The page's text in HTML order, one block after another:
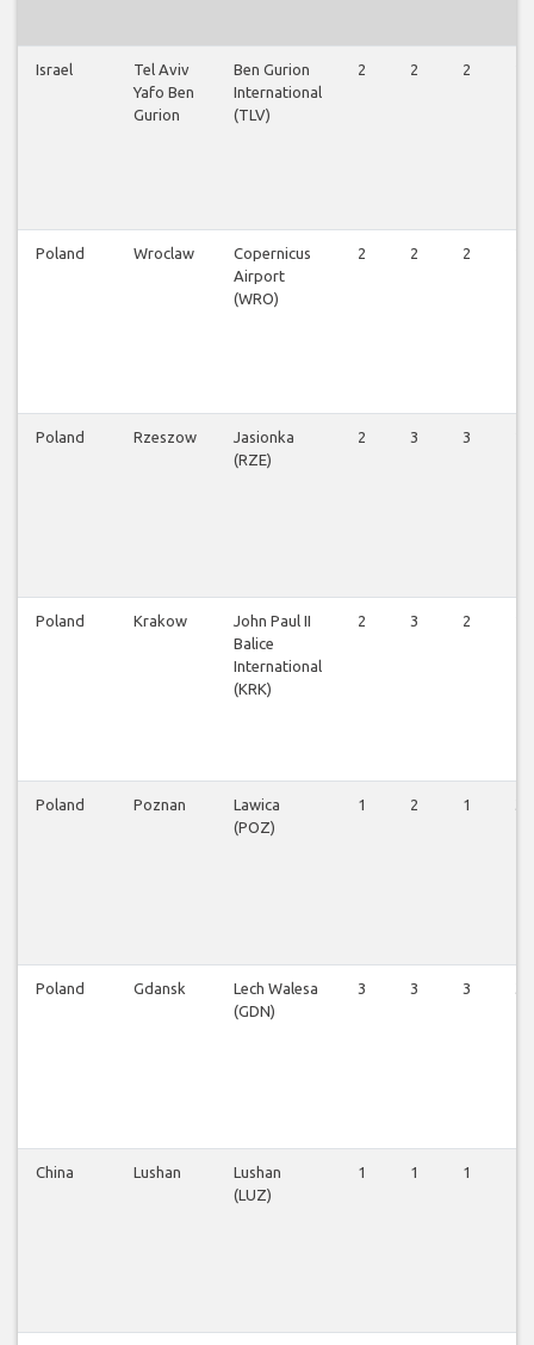
Israel
Tel Aviv
Yafo Ben
Gurion
Ben Gurion
International
(TLV)
2 2 2
Poland Wroclaw
Copernicus
Airport
(WRO)
2 2 2
Poland Rzeszow
Jasionka
(RZE)
2 3 3
Poland Krakow
John Paul II
Balice
International
(KRK)
2 3 2
Poland Poznan
Lawica
(POZ)
1 2 1
Poland Gdansk
Lech Walesa
(GDN)
3 3 3
China Lushan
Lushan
(LUZ)
1 1 1